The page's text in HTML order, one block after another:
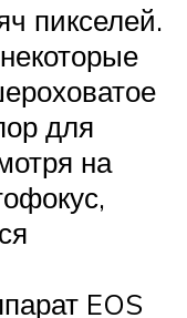
пикселей.
для
на
EOS